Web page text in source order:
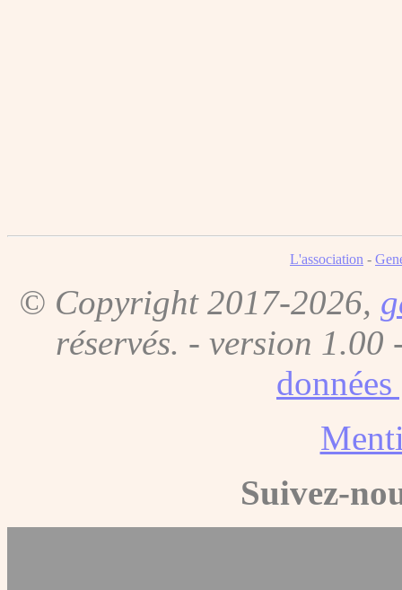
L'association -
© Copyright 2017-2026,
réservés. - version 1.00
Suivez-